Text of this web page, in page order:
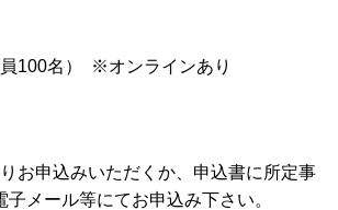
100名） ※オンラインあり
お申込みいただくか、申込書に所定事
メール等にてお申込み下さい。